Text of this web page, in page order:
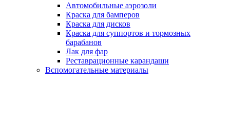
Автомобильные аэрозоли
Краска для бамперов
Краска для дисков
Краска для суппортов и тормозных
барабанов
Лак для фар
Реставрационные карандаши
Вспомогательные материалы